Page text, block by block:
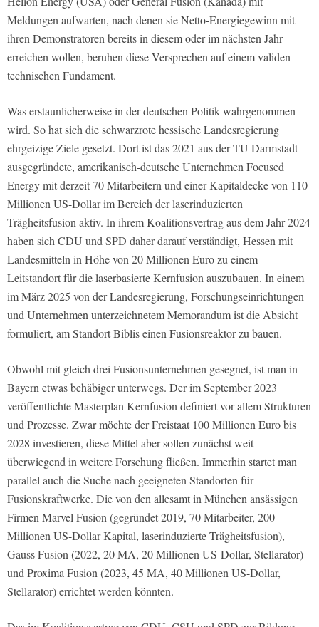
Meldungen aufwarten, nach denen sie Netto-Energiegewinn mit
ihren Demonstratoren bereits in diesem oder im nächsten Jahr
erreichen wollen, beruhen diese Versprechen auf einem validen
technischen Fundament.
Was erstaunlicherweise in der deutschen Politik wahrgenommen
wird. So hat sich die schwarzrote hessische Landesregierung
ehrgeizige Ziele gesetzt. Dort ist das 2021 aus der TU Darmstadt
ausgegründete, amerikanisch-deutsche Unternehmen Focused
Energy mit derzeit 70 Mitarbeitern und einer Kapitaldecke von 110
Millionen US-Dollar im Bereich der laserinduzierten
Trägheitsfusion aktiv. In ihrem Koalitionsvertrag aus dem Jahr 2024
haben sich CDU und SPD daher darauf verständigt, Hessen mit
Landesmitteln in Höhe von 20 Millionen Euro zu einem
Leitstandort für die laserbasierte Kernfusion auszubauen. In einem
im März 2025 von der Landesregierung, Forschungseinrichtungen
und Unternehmen unterzeichnetem Memorandum ist die Absicht
formuliert, am Standort Biblis einen Fusionsreaktor zu bauen.
Obwohl mit gleich drei Fusionsunternehmen gesegnet, ist man in
Bayern etwas behäbiger unterwegs. Der im September 2023
veröffentlichte Masterplan Kernfusion definiert vor allem Strukturen
und Prozesse. Zwar möchte der Freistaat 100 Millionen Euro bis
2028 investieren, diese Mittel aber sollen zunächst weit
überwiegend in weitere Forschung fließen. Immerhin startet man
parallel auch die Suche nach geeigneten Standorten für
Fusionskraftwerke. Die von den allesamt in München ansässigen
Firmen Marvel Fusion (gegründet 2019, 70 Mitarbeiter, 200
Millionen US-Dollar Kapital, laserinduzierte Trägheitsfusion),
Gauss Fusion (2022, 20 MA, 20 Millionen US-Dollar, Stellarator)
und Proxima Fusion (2023, 45 MA, 40 Millionen US-Dollar,
Stellarator) errichtet werden könnten.